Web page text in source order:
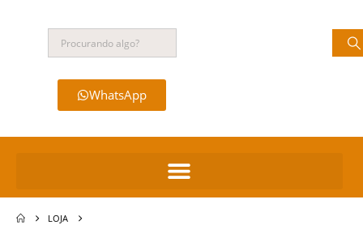
WhatsApp
LOJA